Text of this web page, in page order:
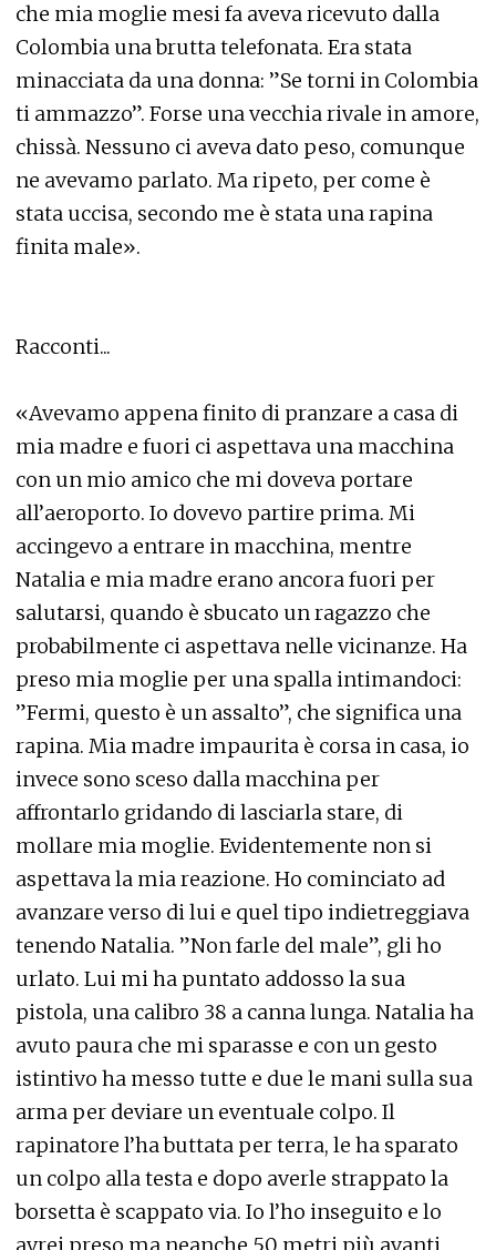
che mia moglie mesi fa aveva ricevuto dalla
Colombia una brutta telefonata. Era stata
minacciata da una donna: ”Se torni in Colombia
ti ammazzo”. Forse una vecchia rivale in amore,
chissà. Nessuno ci aveva dato peso, comunque
ne avevamo parlato. Ma ripeto, per come è
stata uccisa, secondo me è stata una rapina
finita male».
Racconti...
«Avevamo appena finito di pranzare a casa di
mia madre e fuori ci aspettava una macchina
con un mio amico che mi doveva portare
all’aeroporto. Io dovevo partire prima. Mi
accingevo a entrare in macchina, mentre
Natalia e mia madre erano ancora fuori per
salutarsi, quando è sbucato un ragazzo che
probabilmente ci aspettava nelle vicinanze. Ha
preso mia moglie per una spalla intimandoci:
”Fermi, questo è un assalto”, che significa una
rapina. Mia madre impaurita è corsa in casa, io
invece sono sceso dalla macchina per
affrontarlo gridando di lasciarla stare, di
mollare mia moglie. Evidentemente non si
aspettava la mia reazione. Ho cominciato ad
avanzare verso di lui e quel tipo indietreggiava
tenendo Natalia. ”Non farle del male”, gli ho
urlato. Lui mi ha puntato addosso la sua
pistola, una calibro 38 a canna lunga. Natalia ha
avuto paura che mi sparasse e con un gesto
istintivo ha messo tutte e due le mani sulla sua
arma per deviare un eventuale colpo. Il
rapinatore l’ha buttata per terra, le ha sparato
un colpo alla testa e dopo averle strappato la
borsetta è scappato via. Io l’ho inseguito e lo